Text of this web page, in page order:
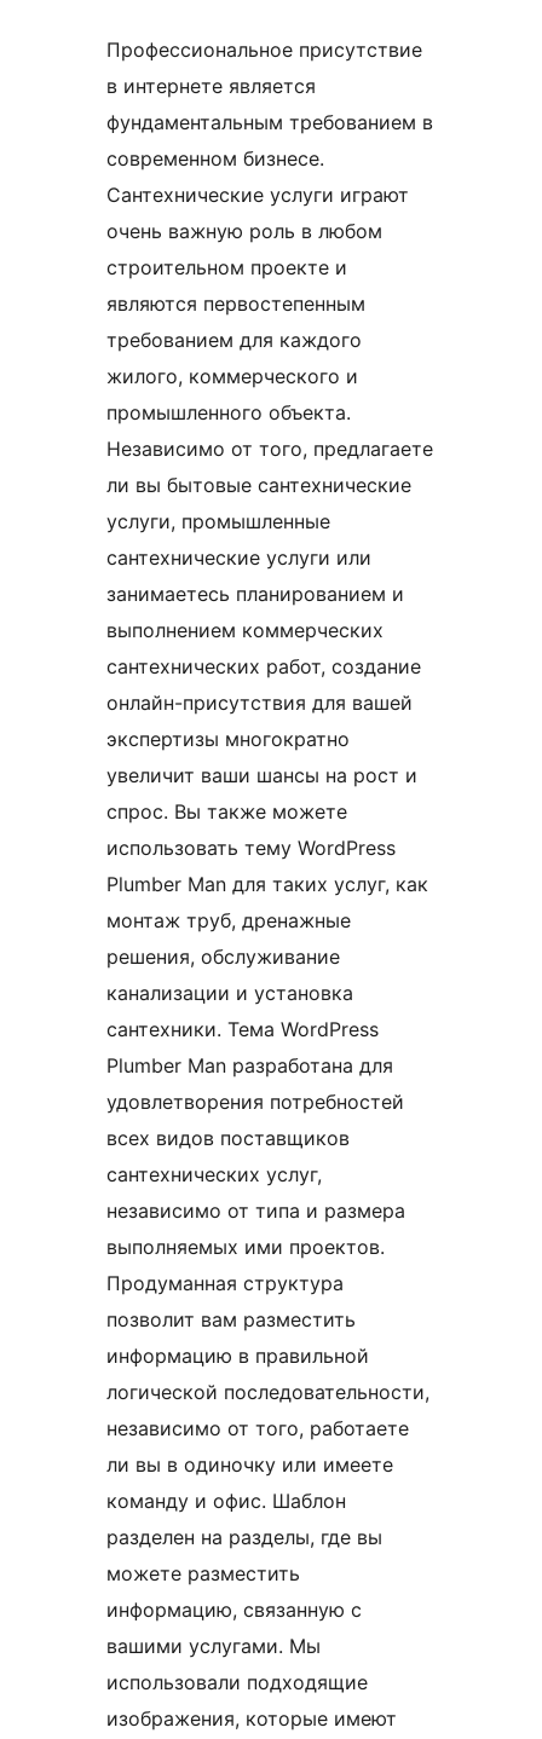
Профессиональное присутствие
в интернете является
фундаментальным требованием в
современном бизнесе.
Сантехнические услуги играют
очень важную роль в любом
строительном проекте и
являются первостепенным
требованием для каждого
жилого, коммерческого и
промышленного объекта.
Независимо от того, предлагаете
ли вы бытовые сантехнические
услуги, промышленные
сантехнические услуги или
занимаетесь планированием и
выполнением коммерческих
сантехнических работ, создание
онлайн-присутствия для вашей
экспертизы многократно
увеличит ваши шансы на рост и
спрос. Вы также можете
использовать тему WordPress
Plumber Man для таких услуг, как
монтаж труб, дренажные
решения, обслуживание
канализации и установка
сантехники. Тема WordPress
Plumber Man разработана для
удовлетворения потребностей
всех видов поставщиков
сантехнических услуг,
независимо от типа и размера
выполняемых ими проектов.
Продуманная структура
позволит вам разместить
информацию в правильной
логической последовательности,
независимо от того, работаете
ли вы в одиночку или имеете
команду и офис. Шаблон
разделен на разделы, где вы
можете разместить
информацию, связанную с
вашими услугами. Мы
использовали подходящие
изображения, которые имеют